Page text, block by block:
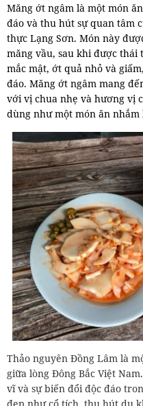
Măng ớt ngâm là một món
đáo và thu hút sự quan tâm
thực Lạng Sơn. Món này
măng vầu, sau khi được thái
mắc mật, ớt quả nhỏ và
đáo. Măng ớt ngâm mang
với vị chua nhẹ và hương vị
dùng như một món ăn
Thảo nguyên Đồng Lâm là
giữa lòng Đông Bắc Việt
vĩ và sự biến đổi độc đáo